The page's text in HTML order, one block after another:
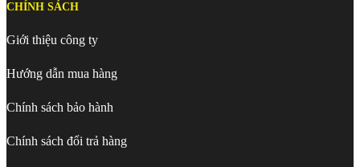
CHÍNH SÁCH
Giới thiệu công ty
Hướng dẫn mua hàng
Chính sách bảo hành
Chính sách đổi trả hàng